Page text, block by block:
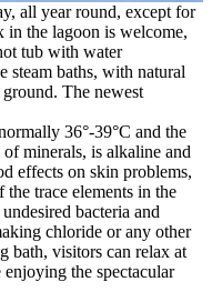
all year round, except for
in the lagoon is welcome,
tub with water
steam baths, with natural
The newest
36°-39°C and the
minerals, is alkaline and
effects on skin problems,
the trace elements in the
bacteria and
chloride or any other
bath, visitors can relax at
the spectacular